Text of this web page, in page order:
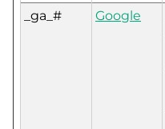
_ga_# Google